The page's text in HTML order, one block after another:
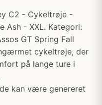
C2 - Cykeltrøje -
Ash - XXL. Kategori:
GT Spring Fall
cykeltrøje, der
på lange ture i
kan være genereret